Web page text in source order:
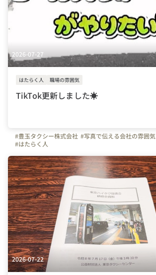
2026-07-27
はたらく人 職場の雰囲気
TikTok更新しました☀
#豊玉タクシー株式会社 #写真で伝える会社の雰囲気
#はたらく人
2026-07-22